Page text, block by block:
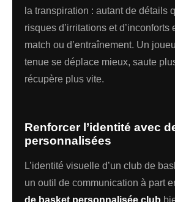
la transpiration : autant de détails
risques d’irritations et d’inconforts
match ou d’entraînement. Un
tenue se déplace mieux, saute
récupère plus vite.
Renforcer l’identité avec
personnalisées
L’identité visuelle d’un club de
un outil de communication à part
de basket personnalisée club